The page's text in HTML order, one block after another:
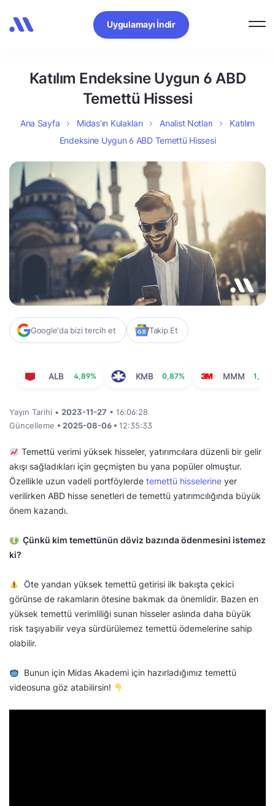
Uygulamayı İndir
Katılım Endeksine Uygun 6 ABD
Temettü Hissesi
Ana Sayfa Midas’ın Kulakları Analist Notları
Katılım
Endeksine Uygun 6 ABD Temettü Hissesi
Google'da bizi tercih et Takip Et
ALB 4,89% KMB 0,87% MMM 1,17%
Yayın Tarihi • 2023-11-27 • 16:06:28
Güncelleme • 2025-08-06 • 12:35:33
Temettü verimi yüksek hisseler, yatırımcılara düzenli bir gelir
akışı sağladıkları için geçmişten bu yana popüler olmuştur.
Özellikle uzun vadeli portföylerde temettü hisselerine yer
verilirken ABD hisse senetleri de temettü yatırımcılığında büyük
önem kazandı.
Çünkü kim temettünün döviz bazında ödenmesini istemez
ki?
Öte yandan yüksek temettü getirisi ilk bakışta çekici
görünse de rakamların ötesine bakmak da önemlidir. Bazen en
yüksek temettü verimliliği sunan hisseler aslında daha büyük
risk taşıyabilir veya sürdürülemez temettü ödemelerine sahip
olabilir.
Bunun için Midas Akademi için hazırladığımız temettü
videosuna göz atabilirsin!